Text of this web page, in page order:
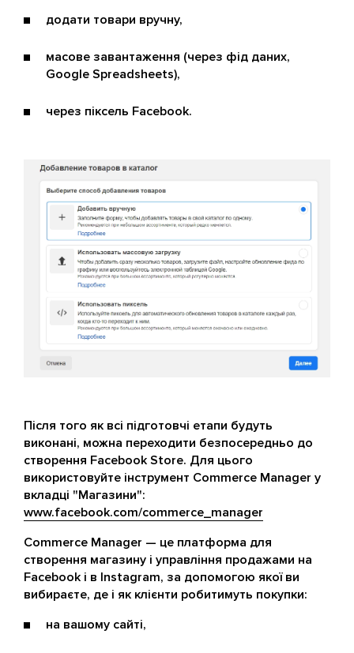
додати товари вручну,
масове завантаження (через фід даних,
Google Spreadsheets),
через піксель Facebook.
Після того як всі підготовчі етапи будуть
виконані, можна переходити безпосередньо до
створення Facebook Store. Для цього
використовуйте інструмент Commerce Manager у
вкладці "Магазини":
www.facebook.com/commerce_manager
Commerce Manager — це платформа для
створення магазину і управління продажами на
Facebook і в Instagram, за допомогою якої ви
вибираєте, де і як клієнти робитимуть покупки:
на вашому сайті,